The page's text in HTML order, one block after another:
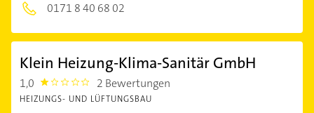
0171 8 40 68 02
Klein Heizung-Klima-Sanitär GmbH
1,0 1.0 2 Bewertungen
HEIZUNGS- UND LÜFTUNGSBAU